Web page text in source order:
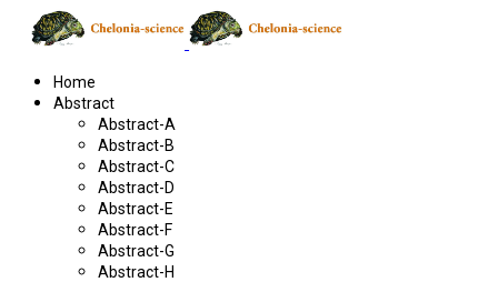
Home
Abstract
Abstract-A
Abstract-B
Abstract-C
Abstract-D
Abstract-E
Abstract-F
Abstract-G
Abstract-H